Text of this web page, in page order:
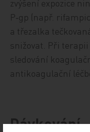
zvýšení expozice
P‑gp (např.
a třezalka
snižovat. Při
sledování
antikoagulační
Dávkování